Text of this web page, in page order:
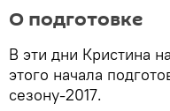
О подготовке
В эти дни Кристина
этого начала
сезону-2017.